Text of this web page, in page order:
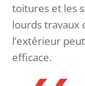
toitures et les
lourds travaux
l’extérieur
efficace.